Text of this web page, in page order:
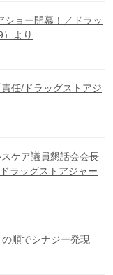
ショー開幕！／ドラッ
）より
任/ドラッグストアジ
ケア議員懇話会会長
ラッグストアジャー
順でシナジー発現